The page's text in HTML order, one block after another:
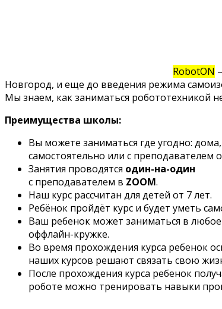
RobotON –
Новгород, и еще до введения режима
Мы знаем, как заниматься робототехникой
Преимущества школы:
Вы можете заниматься где угодно: дома,
самостоятельно или с преподавателем
Занятия проводятся один-на-один
с преподавателем в ZOOM.
Наш курс рассчитан для детей от 7 лет.
Ребёнок пройдёт курс и будет уметь
Ваш ребенок может заниматься в
оффлайн-кружке.
Во время прохождения курса ребенок
наших курсов решают связать свою
После прохождения курса ребенок
роботе можно тренировать навыки